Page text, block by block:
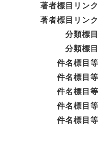
著者標目リンク
著者標目リンク
分類標目
分類標目
件名標目等
件名標目等
件名標目等
件名標目等
件名標目等